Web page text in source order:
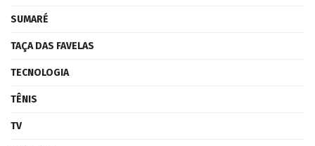
SUMARÉ
TAÇA DAS FAVELAS
TECNOLOGIA
TÊNIS
TV